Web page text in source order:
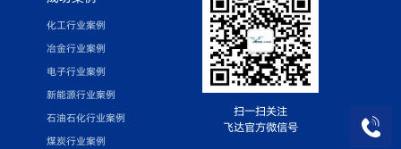
化工行业案例
冶金行业案例
电子行业案例
新能源行业案例
石油石化行业案例
煤炭行业案例
扫一扫关注
飞达官方微信号